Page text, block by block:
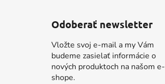
Odoberať newsletter
Vložte svoj e-mail a my Vám
budeme zasielať informácie o
nových produktoch na našom e-
shope.